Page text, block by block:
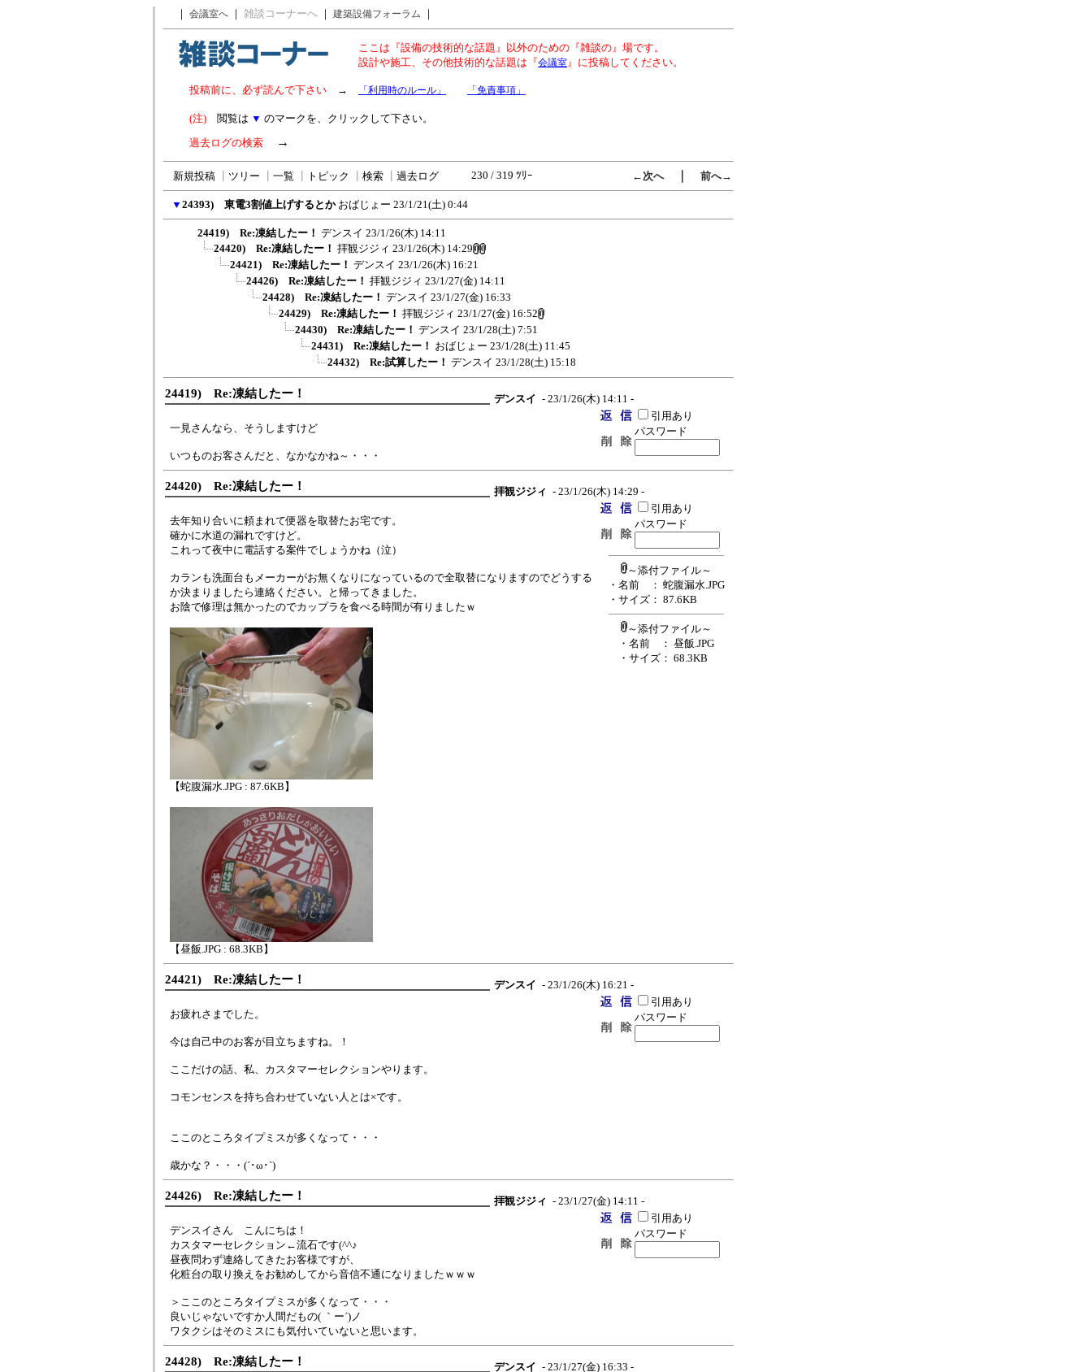
｜ 会議室へ ｜ 雑談コーナーへ ｜ 建築設備フォーラム ｜
ここは『設備の技術的な話題』以外のための『雑談の』場です。
設計や施工、その他技術的な話題は『会議室』に投稿してください。
投稿前に、必ず読んで下さい → 「利用時のルール」 「免責事項」
(注) 閲覧は ▼ のマークを、クリックして下さい。
過去ログの検索 →
新規投稿 ツリー 一覧 トピック 検索 過去ログ 230 / 319 ﾂﾘｰ ←次へ｜ 前へ→
▼ 24393) 東電3割値上げするとか おばじょー 23/1/21(土) 0:44
24419) Re:凍結したー！ デンスイ 23/1/26(木) 14:11
24420) Re:凍結したー！ 拝観ジジィ 23/1/26(木) 14:29
24421) Re:凍結したー！ デンスイ 23/1/26(木) 16:21
24426) Re:凍結したー！ 拝観ジジィ 23/1/27(金) 14:11
24428) Re:凍結したー！ デンスイ 23/1/27(金) 16:33
24429) Re:凍結したー！ 拝観ジジィ 23/1/27(金) 16:52
24430) Re:凍結したー！ デンスイ 23/1/28(土) 7:51
24431) Re:凍結したー！ おばじょー 23/1/28(土) 11:45
24432) Re:試算したー！ デンスイ 23/1/28(土) 15:18
24419) Re:凍結したー！ デンスイ - 23/1/26(木) 14:11 -
一見さんなら、そうしますけど
いつものお客さんだと、なかなかね～・・・
引用あり
パスワード
24420) Re:凍結したー！ 拝観ジジィ - 23/1/26(木) 14:29 -
去年知り合いに頼まれて便器を取替たお宅です。
確かに水道の漏れですけど。
これって夜中に電話する案件でしょうかね（泣）
カランも洗面台もメーカーがお無くなりになっているので全取替になりますのでどうする
か決まりましたら連絡ください。と帰ってきました。
お陰で修理は無かったのでカップラを食べる時間が有りましたｗ
【蛇腹漏水.JPG : 87.6KB】
【昼飯.JPG : 68.3KB】
引用あり
パスワード
～添付ファイル～
・名前
： 蛇腹漏水.JPG
・サイズ： 87.6KB
～添付ファイル～
・名前
： 昼飯.JPG
・サイズ： 68.3KB
24421) Re:凍結したー！ デンスイ - 23/1/26(木) 16:21 -
お疲れさまでした。
今は自己中のお客が目立ちますね。！
ここだけの話、私、カスタマーセレクションやります。
コモンセンスを持ち合わせていない人とは×です。
ここのところタイプミスが多くなって・・・
歳かな？・・・(´･ω･`)
引用あり
パスワード
24426) Re:凍結したー！ 拝観ジジィ - 23/1/27(金) 14:11 -
デンスイさん こんにちは！
カスタマーセレクション←流石です(^^♪
昼夜問わず連絡してきたお客様ですが、
化粧台の取り換えをお勧めしてから音信不通になりましたｗｗｗ
＞ここのところタイプミスが多くなって・・・
良いじゃないですか人間だもの( ｀ー´)ノ
ワタクシはそのミスにも気付いていないと思います。
引用あり
パスワード
24428) Re:凍結したー！ デンスイ - 23/1/27(金) 16:33 -